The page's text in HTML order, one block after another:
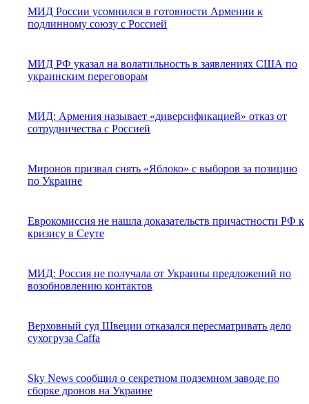
МИД России усомнился в готовности Армении к
подлинному союзу с Россией
МИД РФ указал на волатильность в заявлениях США по
украинским переговорам
МИД: Армения называет «диверсификацией» отказ от
сотрудничества с Россией
Миронов призвал снять «Яблоко» с выборов за позицию
по Украине
Еврокомиссия не нашла доказательств причастности РФ к
кризису в Сеуте
МИД: Россия не получала от Украины предложений по
возобновлению контактов
Верховный суд Швеции отказался пересматривать дело
сухогруза Caffa
Sky News сообщил о секретном подземном заводе по
сборке дронов на Украине